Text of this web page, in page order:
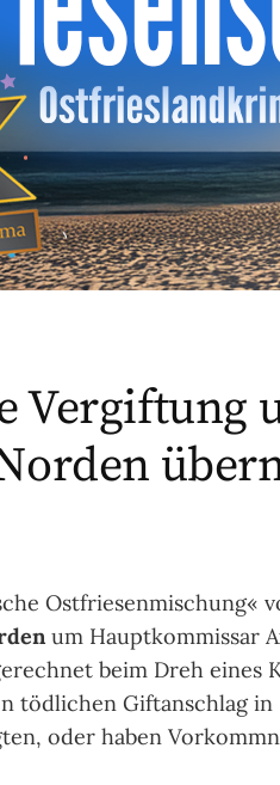
Vergiftung
Ostfriesenmischung«
um Hauptkommissar
beim Dreh eines
tödlichen Giftanschlag in
oder haben